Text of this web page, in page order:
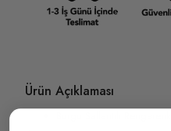
Ürün Açıklaması